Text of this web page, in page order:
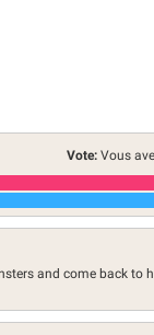
Vote: Vous
and come back to